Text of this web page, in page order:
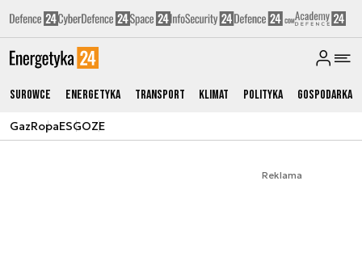
Surowce Energetyka Transport Klimat Polityka Gospodarka
GazRopaESGOZE
Reklama